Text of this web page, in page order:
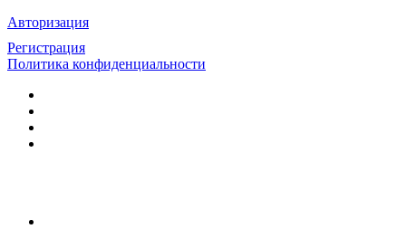
Авторизация
Регистрация
Политика конфиденциальности